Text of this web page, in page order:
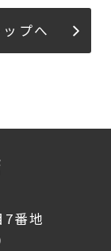
プへ
番地